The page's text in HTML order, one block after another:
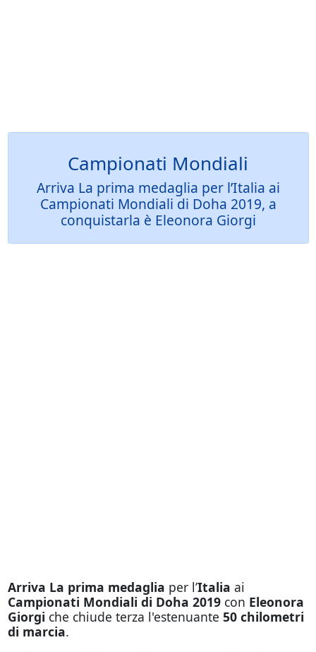
Campionati Mondiali
Arriva La prima medaglia per l’Italia ai
Campionati Mondiali di Doha 2019, a
conquistarla è Eleonora Giorgi
Arriva La prima medaglia per l’Italia ai
Campionati Mondiali di Doha 2019con Eleonora
Giorgi che chiude terza l'estenuante 50 chilometri
di marcia.